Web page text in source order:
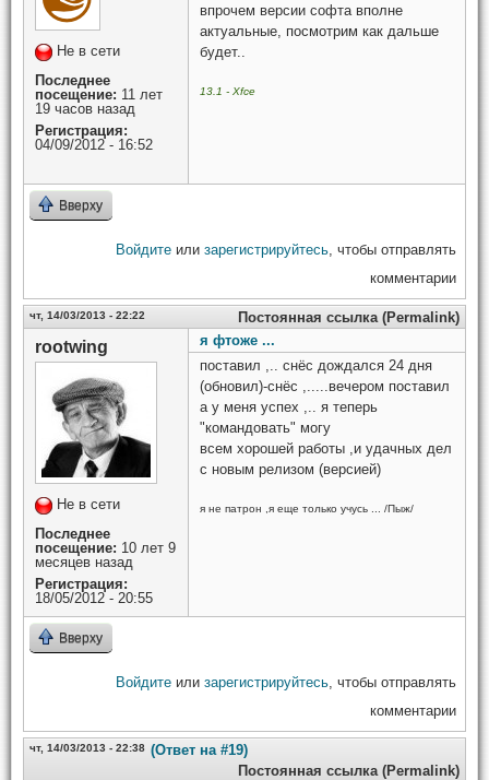
Не в сети
Последнее
посещение: 11 лет
19 часов назад
Регистрация:
04/09/2012 - 16:52
впрочем версии софта вполне
актуальные, посмотрим как дальше
будет..
13.1 - Xfce
Вверху
Войдите или зарегистрируйтесь , чтобы отправлять
комментарии
чт, 14/03/2013 - 22:22 Постоянная ссылка (Permalink)
rootwing
Не в сети
Последнее
посещение: 10 лет 9
месяцев назад
Регистрация:
18/05/2012 - 20:55
я фтоже ...
поставил ,.. снёс дождался 24 дня
(обновил)-снёс ,.....вечером поставил
а у меня успех ,.. я теперь
"командовать" могу
всем хорошей работы ,и удачных дел
с новым релизом (версией)
я не патрон ,я еще только учусь ... /Пыж/
Вверху
Войдите или зарегистрируйтесь , чтобы отправлять
комментарии
чт, 14/03/2013 - 22:38 (Ответ на #19)
Постоянная ссылка (Permalink)